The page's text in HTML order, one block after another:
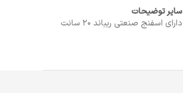
سایر توضیحات
دارای اسفنج صنعتی ریباند ۲۰ سانت